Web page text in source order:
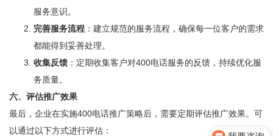
服务意识。
完善服务流程 ：建立规范的服务流程，确保每一位客户的需求
都能得到妥善处理。
收集反馈 ：定期收集客户对400电话服务的反馈，持续优化服
务质量。
六、评估推广效果
最后，企业在实施400电话推广策略后，需要定期评估推广效果。可
以通过以下方式进行评估：